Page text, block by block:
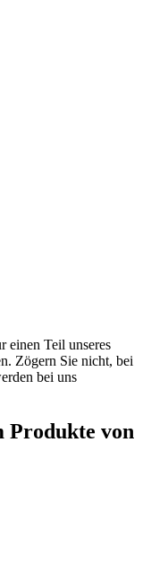
einen Teil unseres
Zögern Sie nicht, bei
bei uns
Produkte von